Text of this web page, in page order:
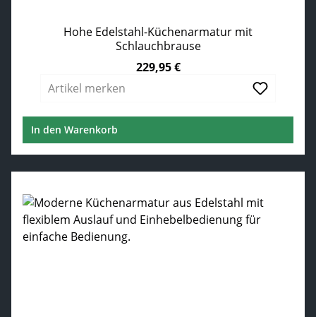
Hohe Edelstahl-Küchenarmatur mit
Schlauchbrause
229,95 €
Artikel merken
In den Warenkorb